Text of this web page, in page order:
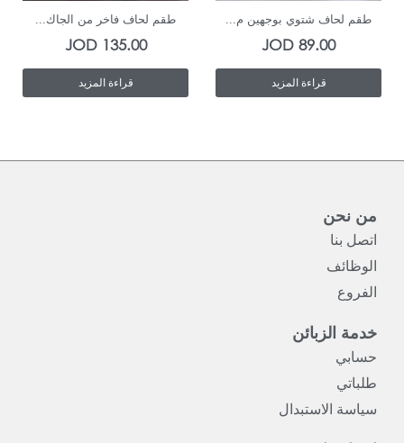
طقم لحاف شتوي بوجهين م...
89.00
JOD
قراءة المزيد
طقم لحاف فاخر من الجاك...
135.00
JOD
قراءة المزيد
من نحن
اتصل بنا
الوظائف
الفروع
خدمة الزبائن
حسابي
طلباتي
سياسة الاستبدال